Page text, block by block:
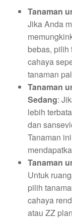
Tanaman
Jika Anda
bebas, pilih
cahaya
tanaman
Tanaman
Sedang:
lebih
dan
Tanaman
Tanaman
Untuk
pilih
cahaya
atau ZZ